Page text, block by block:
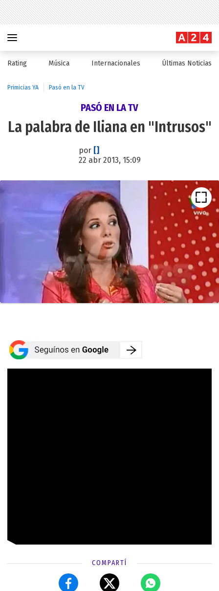
Rating Música Internacionales Últimas Noticias
Primicias YA Pasó en la TV
PASÓ EN LA TV
La palabra de Iliana en "Intrusos"
por []
22 abr 2013, 15:09
COMPARTÍ